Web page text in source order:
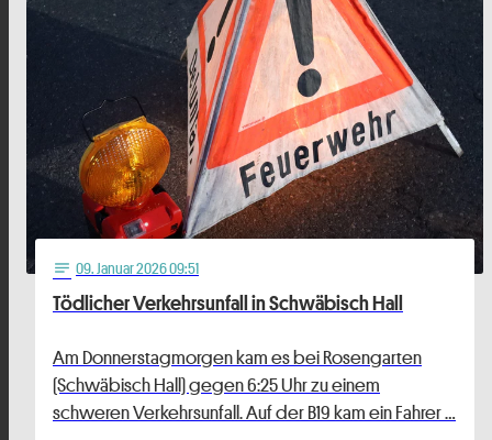
notes 09. Januar 2026 09:51
Tödlicher Verkehrsunfall in Schwäbisch Hall
Am Donnerstagmorgen kam es bei Rosengarten
(Schwäbisch Hall) gegen 6:25 Uhr zu einem
schweren Verkehrsunfall. Auf der B19 kam ein Fahrer …